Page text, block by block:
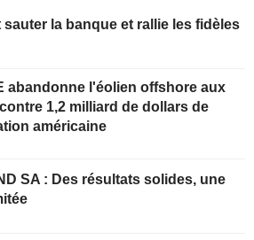
sauter la banque et rallie les fidèles
abandonne l'éolien offshore aux
1,2 milliard de dollars de
américaine
SA : Des résultats solides, une